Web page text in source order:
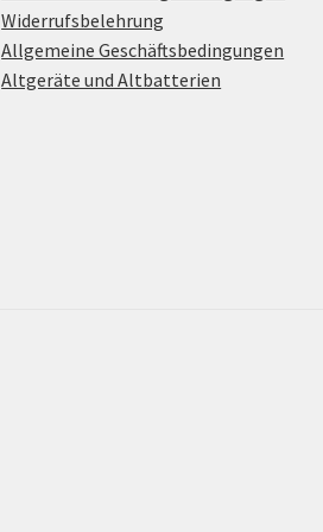
Widerrufsbelehrung
Allgemeine Geschäftsbedingungen
Altgeräte und Altbatterien